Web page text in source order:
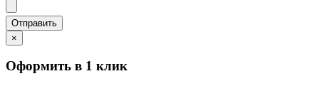
×
Оформить в 1 клик